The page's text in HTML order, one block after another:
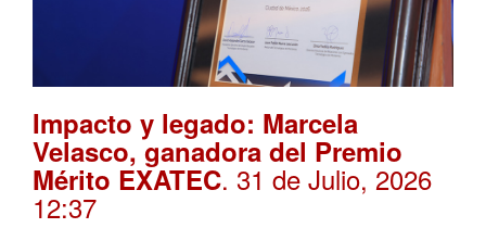
Impacto y legado: Marcela
Velasco, ganadora del Premio
Mérito EXATEC. 31 de Julio, 2026
12:37